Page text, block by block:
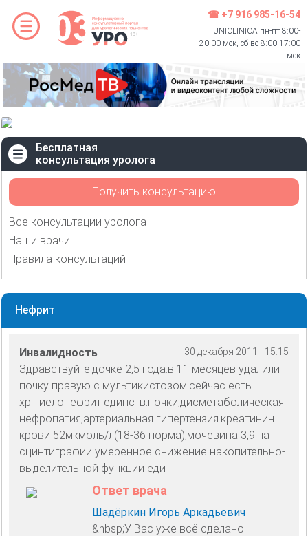
☎ +7 916 985-16-54
UNICLINICA пн-пт 8:00-
20:00 мск, сб-вс 8:00-17:00
мск
Бесплатная
консультация уролога
Получить консультацию
Все консультации уролога
Наши врачи
Правила консультаций
Нефрит
30 декабря 2011 - 15:15
Инвалидность
Здравствуйте.дочке 2,5 года.в 11 месяцев удалили
почку правую с мультикистозом.сейчас есть
хр.пиелонефрит единств.почки,дисметаболическая
нефропатия,артериальная гипертензия.креатинин
крови 52мкмоль/л(18-36 норма),мочевина 3,9.на
сцинтиграфии умеренное снижение накопительно-
выделительной функции еди
Ответ врача
Шадёркин Игорь Аркадьевич
&nbsp;У Вас уже всё сделано.